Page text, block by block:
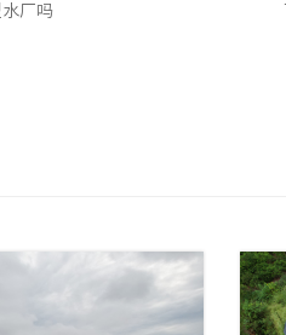
厂吗